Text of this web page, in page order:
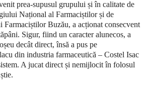
prea-supusul grupului și în calitate de
Național al Farmaciștilor și de
Farmaciștilor Buzău, a acționat consecvent
Sigur, fiind un caracter alunecos, a
decât direct, însă a pus pe
din industria farmaceutică – Costel Isac
A jucat direct și nemijlocit în folosul